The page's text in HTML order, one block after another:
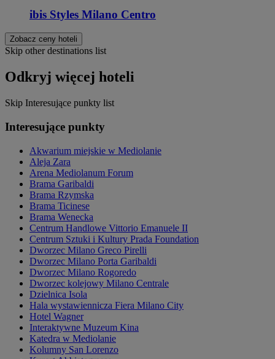
ibis Styles Milano Centro
Zobacz ceny hoteli
Skip other destinations list
Odkryj więcej hoteli
Skip Interesujące punkty list
Interesujące punkty
Akwarium miejskie w Mediolanie
Aleja Zara
Arena Mediolanum Forum
Brama Garibaldi
Brama Rzymska
Brama Ticinese
Brama Wenecka
Centrum Handlowe Vittorio Emanuele II
Centrum Sztuki i Kultury Prada Foundation
Dworzec Milano Greco Pirelli
Dworzec Milano Porta Garibaldi
Dworzec Milano Rogoredo
Dworzec kolejowy Milano Centrale
Dzielnica Isola
Hala wystawiennicza Fiera Milano City
Hotel Wagner
Interaktywne Muzeum Kina
Katedra w Mediolanie
Kolumny San Lorenzo